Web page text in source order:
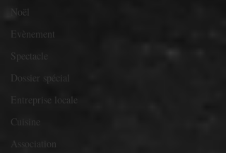
Noël
Evènement
Spectacle
Dossier spécial
Entreprise locale
Cuisine
Association